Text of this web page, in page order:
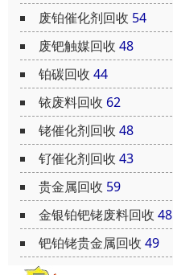
废铂催化剂回收 54
废钯触媒回收 48
铂碳回收 44
铱废料回收 62
铑催化剂回收 48
钌催化剂回收 43
贵金属回收 59
金银铂钯铑废料回收 48
钯铂铑贵金属回收 49